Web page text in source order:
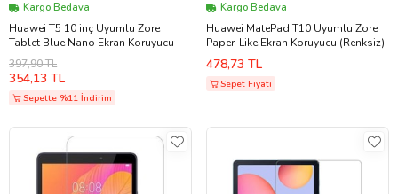
Kargo Bedava
Huawei T5 10 inç Uyumlu Zore
Tablet Blue Nano Ekran Koruyucu
397,90 TL
354,13 TL
Sepette %11 İndirim
Kargo Bedava
Huawei MatePad T10 Uyumlu Zore
Paper-Like Ekran Koruyucu (Renksiz)
478,73 TL
Sepet Fiyatı